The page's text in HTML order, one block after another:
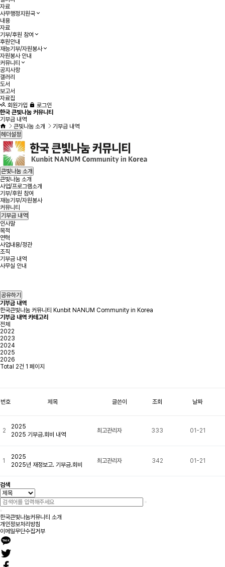
자료
사무행정지원국
내용
자료
기부/후원 참여
후원안내
재능기부/자원봉사
자원봉사 안내
커뮤니티
공지사항
갤러리
도서
보고서
자료집
회원가입
로그인
한국 큰빛나눔 커뮤니티
기부금 내역
큰빛나눔 소개
기부금 내역
헤더설정
큰빛나눔 소개
큰빛나눔 소개
사업/프로그램소개
기부/후원 참여
재능기부/자원봉사
커뮤니티
기부금 내역
인사말
목적
연혁
사업내용/정관
조직
기부금 내역
사무실 안내
공유하기
기부금 내역
한국큰빛나눔 커뮤니티 Kunbit NANUM Community in Korea
기부금 내역 카테고리
전체
2022
2023
2024
2025
2026
Total 2건 1 페이지
번호 제목 글쓴이 조회 날짜
2
2025
2025 기부금.회비 내역
최고관리자 333 01-21
1
2025
2025년 재정보고. 기부금.회비
최고관리자 342 01-21
검색
한국큰빛나눔커뮤니티 소개
개인정보처리방침
이메일무단수집거부